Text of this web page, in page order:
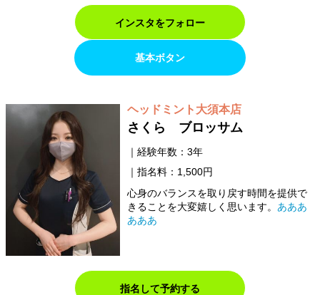
インスタをフォロー
基本ボタン
ヘッドミント大須本店
さくら ブロッサム
経験年数：3年
指名料：1,500円
心身のバランスを取り戻す時間を提供で
きることを大変嬉しく思います。 あああ
あああ
指名して予約する